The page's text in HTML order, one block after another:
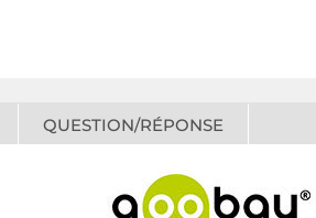
QUESTION/RÉPONSE